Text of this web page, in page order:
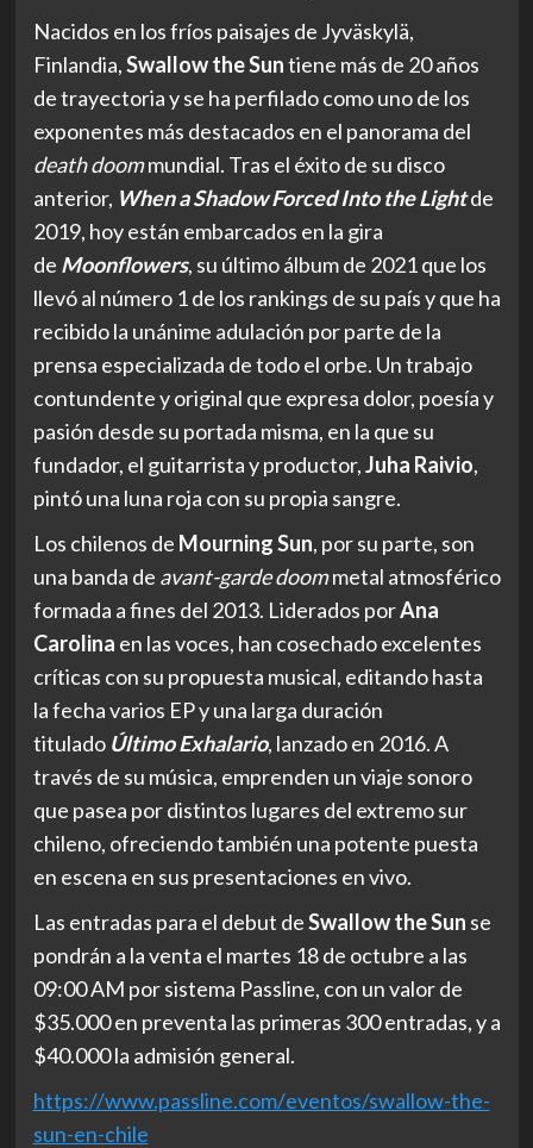
Nacidos en los fríos paisajes de Jyväskylä,
Finlandia,Swallow the Suntiene más de 20 años
de trayectoria y se ha perfilado como uno de los
exponentes más destacados en el panorama del
death doommundial. Tras el éxito de su disco
anterior, When a Shadow Forced Into the Lightde
2019, hoy están embarcados en la gira
de Moonflowers, su último álbum de 2021 que los
llevó al número 1 de los rankings de su país y que ha
recibido la unánime adulación por parte de la
prensa especializada de todo el orbe. Un trabajo
contundente y original que expresa dolor, poesía y
pasión desde su portada misma, en la que su
fundador, el guitarrista y productor,Juha Raivio,
pintó una luna roja con su propia sangre.
Los chilenos de Mourning Sun, por su parte, son
una banda de avant-garde doommetal atmosférico
formada a fines del 2013. Liderados porAna
Carolina en las voces, han cosechado excelentes
críticas con su propuesta musical, editando hasta
la fecha varios EP y una larga duración
titulado Último Exhalario, lanzado en 2016. A
través de su música, emprenden un viaje sonoro
que pasea por distintos lugares del extremo sur
chileno, ofreciendo también una potente puesta
en escena en sus presentaciones en vivo.
Las entradas para el debut deSwallow the Sun se
pondrán a la venta el martes 18 de octubre a las
09:00 AM por sistema Passline, con un valor de
$35.000 en preventa las primeras 300 entradas, y a
$40.000 la admisión general.
https://www.passline.com/eventos/swallow-the-
sun-en-chile